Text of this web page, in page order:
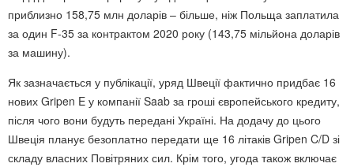
приблизно 158,75 млн доларів – більше, ніж Польща заплатила
за один F-35 за контрактом 2020 року (143,75 мільйона доларів
за машину).
Як зазначається у публікації, уряд Швеції фактично придбає 16
нових Gripen E у компанії Saab за гроші європейського кредиту,
після чого вони будуть передані Україні. На додачу до цього
Швеція планує безоплатно передати ще 16 літаків Gripen C/D зі
складу власних Повітряних сил. Крім того, угода також включає